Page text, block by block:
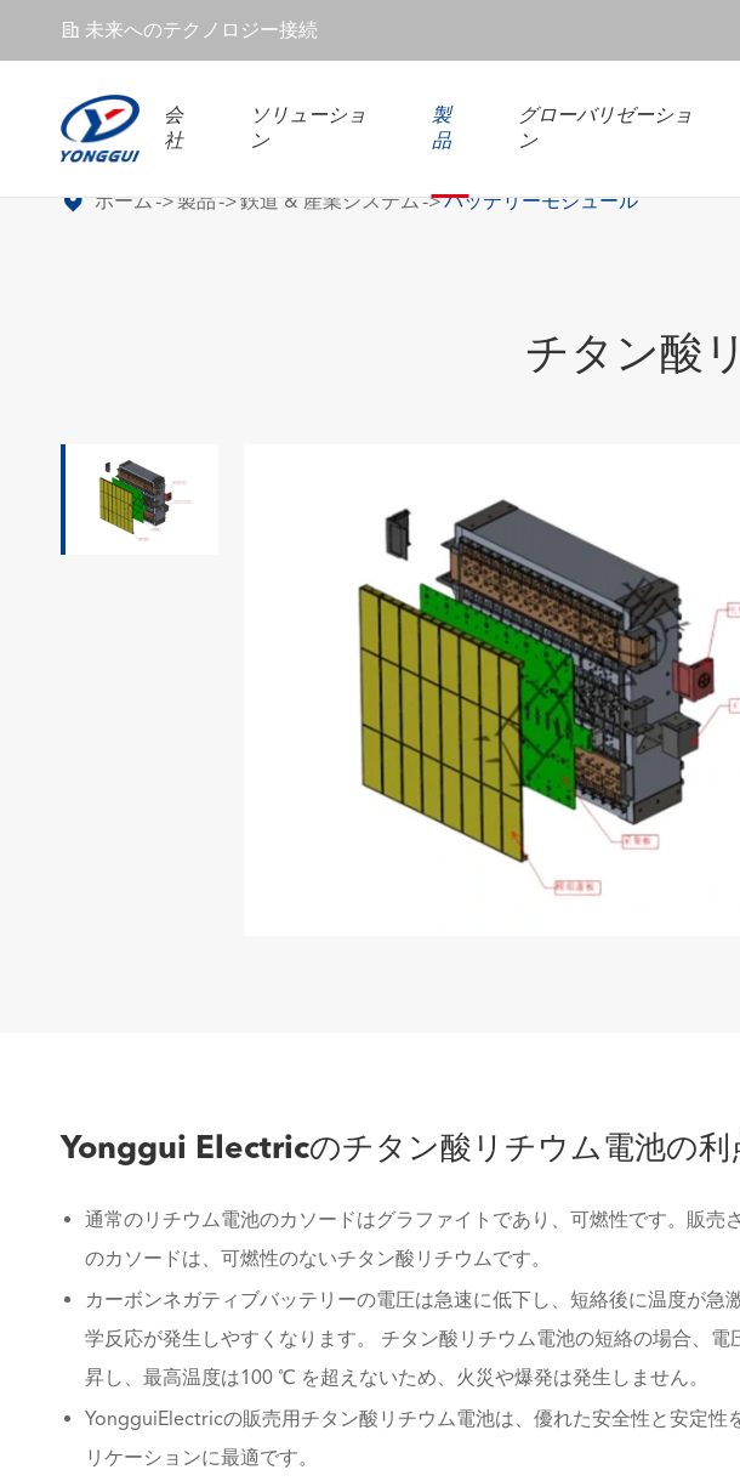
𐄀 未来へのテクノロジー接続
会
社
ソリューショ
ン
製
品
グローバリゼーショ
ン
ホーム 製品 鉄道 & 産業システム バッテリーモジュール
チタン酸
Yonggui Electricのチタン酸リチウム電池の利
通常のリチウム電池のカソードはグラファイトであり、可燃性です。販売
のカソードは、可燃性のないチタン酸リチウムです。
カーボンネガティブバッテリーの電圧は急速に低下し、短絡後に温度が急
学反応が発生しやすくなります。 チタン酸リチウム電池の短絡の場合、
昇し、最高温度は100 ℃ を超えないため、火災や爆発は発生しません。
YongguiElectricの販売用チタン酸リチウム電池は、優れた安全性と安定性
リケーションに最適です。